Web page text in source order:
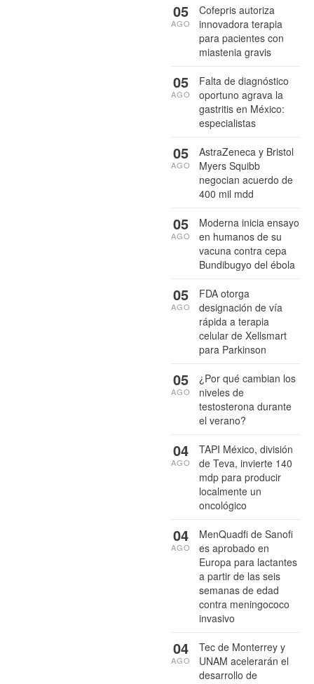
Cofepris autoriza
innovadora terapia
para pacientes con
miastenia gravis
05
AGO
Falta de diagnóstico
oportuno agrava la
gastritis en México:
especialistas
05
AGO
AstraZeneca y Bristol
Myers Squibb
negocian acuerdo de
400 mil mdd
05
AGO
Moderna inicia ensayo
en humanos de su
vacuna contra cepa
Bundibugyo del ébola
05
AGO
FDA otorga
designación de vía
rápida a terapia
celular de Xellsmart
para Parkinson
05
AGO
¿Por qué cambian los
niveles de
testosterona durante
el verano?
05
AGO
TAPI México, división
de Teva, invierte 140
mdp para producir
localmente un
oncológico
04
AGO
MenQuadfi de Sanofi
es aprobado en
Europa para lactantes
a partir de las seis
semanas de edad
contra meningococo
invasivo
04
AGO
Tec de Monterrey y
UNAM acelerarán el
desarrollo de
04
AGO